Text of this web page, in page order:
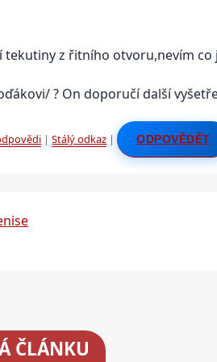
tekutiny z řitního otvoru,nevím co
? On doporučí další
|Stálý odkaz | ODPOVĚDĚT
ČLÁNKU